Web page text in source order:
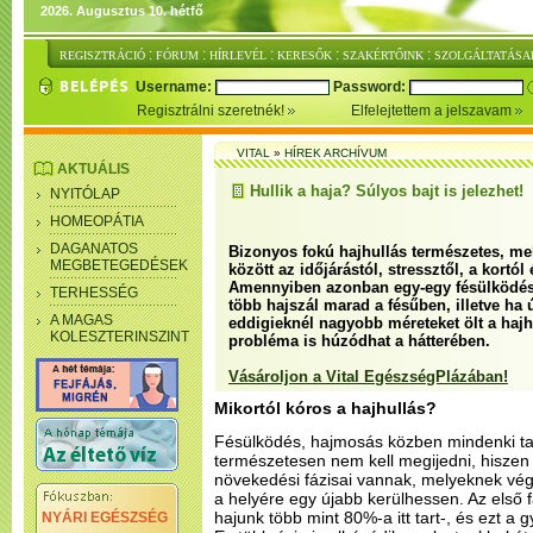
2026. Augusztus 10. hétfő
REGISZTRÁCIÓ : FÓRUM : HÍRLEVÉL : KERESŐK : SZAKÉRTŐINK :
Username:
Password:
Regisztrálni szeretnék!
Elfelejtettem a jelszavam
AKTUÁLIS
NYITÓLAP
HOMEOPÁTIA
DAGANATOS
MEGBETEGEDÉSEK
TERHESSÉG
A MAGAS
KOLESZTERINSZINT
NYÁRI EGÉSZSÉG
VITAL»HÍREK ARCHÍVUM
Hullik a haja? Súlyos bajt is jelezhet!
Bizonyos fokú hajhullás természetes,
között az időjárástól, stressztől, a kortól
Amennyiben azonban egy-egy
több hajszál marad a fésűben, illetve ha
eddigieknél nagyobb méreteket ölt a
probléma is húzódhat a hátterében.
Vásároljon a Vital EgészségPlázában!
Mikortól kóros a hajhullás?
Fésülködés, hajmosás közben mindenki
természetesen nem kell megijedni,
növekedési fázisai vannak, melyeknek
a helyére egy újabb kerülhessen. Az első
hajunk több mint 80%-a itt tart-, és ezt a